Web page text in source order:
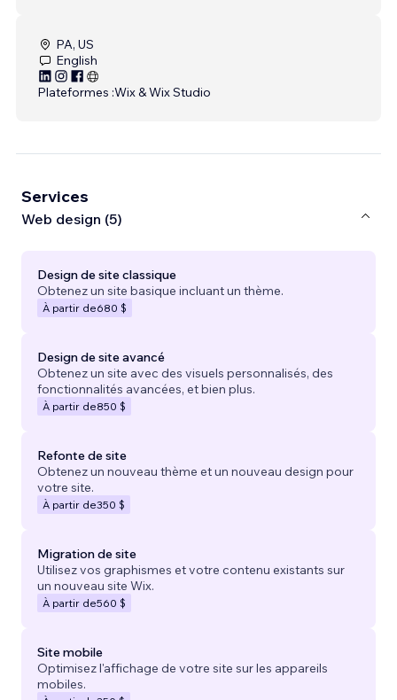
PA, US
English
Plateformes :Wix & Wix Studio
Services
Web design (5)
Design de site classique
Obtenez un site basique incluant un thème.
À partir de680 $
Design de site avancé
Obtenez un site avec des visuels personnalisés, des
fonctionnalités avancées, et bien plus.
À partir de850 $
Refonte de site
Obtenez un nouveau thème et un nouveau design pour
votre site.
À partir de350 $
Migration de site
Utilisez vos graphismes et votre contenu existants sur
un nouveau site Wix.
À partir de560 $
Site mobile
Optimisez l'affichage de votre site sur les appareils
mobiles.